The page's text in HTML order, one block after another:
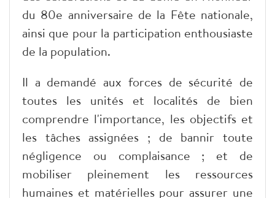
du 80e anniversaire de la Fête nationale,
ainsi que pour la participation enthousiaste
de la population.
Il a demandé aux forces de sécurité de
toutes les unités et localités de bien
comprendre l'importance, les objectifs et
les tâches assignées ; de bannir toute
négligence ou complaisance ; et de
mobiliser pleinement les ressources
humaines et matérielles pour assurer une